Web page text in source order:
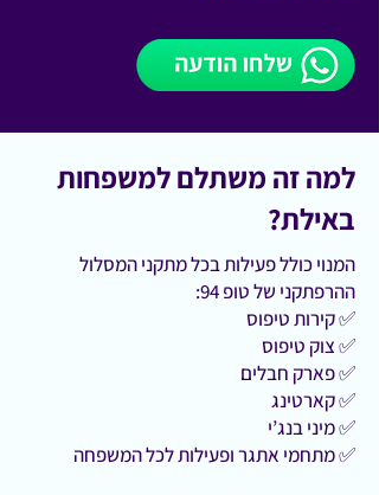
למה זה משתלם למשפחות
באילת?
המנוי כולל פעילות בכל מתקני המסלול
ההרפתקני של טופ 94:
✅ קירות טיפוס
✅ צוק טיפוס
✅ פארק חבלים
✅ קארטינג
✅ מיני בנג’י
✅ מתחמי אתגר ופעילות לכל המשפחה